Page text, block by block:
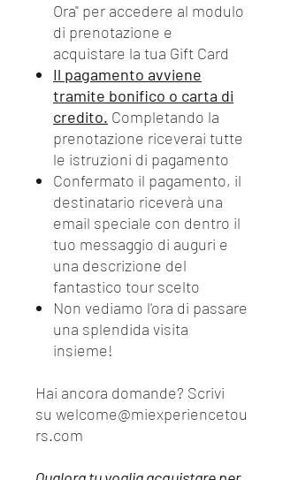
Ora" per accedere al modulo
di prenotazione e
acquistare la tua Gift Card
Il pagamento avviene
tramite bonifico o carta di
credito. Completando la
prenotazione riceverai tutte
le istruzioni di pagamento
Confermato il pagamento, il
destinatario riceverà una
email speciale con dentro il
tuo messaggio di auguri e
una descrizione del
fantastico tour scelto
Non vediamo l'ora di passare
una splendida visita
insieme!
Hai ancora domande? Scrivi
su welcome@miexperiencetou
rs.com